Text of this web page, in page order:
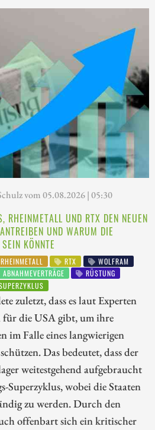
vom 05.08.2026 | 05:30
RHEINMETALL UND RTX DEN NEUEN
UND WARUM DIE
KÖNNTE
RHEINMETALL RTX
WOLFRAM
ABNAHMEVERTRÄGE
RÜSTUNG
zuletzt, dass es laut Experten
für die USA gibt, um ihre
im Falle eines langwierigen
Das bedeutet, dass der
weitestgehend aufgebraucht
Superzyklus, wobei die Staaten
zu werden. Durch den
offenbart sich ein kritischer